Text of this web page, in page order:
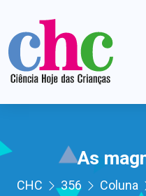
As
CHC 356 Coluna